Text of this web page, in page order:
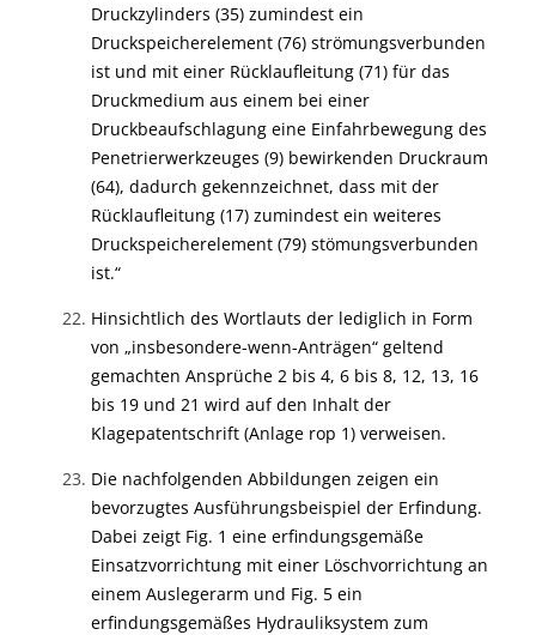
Druckzylinders (35) zumindest ein
Druckspeicherelement (76) strömungsverbunden
ist und mit einer Rücklaufleitung (71) für das
Druckmedium aus einem bei einer
Druckbeaufschlagung eine Einfahrbewegung des
Penetrierwerkzeuges (9) bewirkenden Druckraum
(64), dadurch gekennzeichnet, dass mit der
Rücklaufleitung (17) zumindest ein weiteres
Druckspeicherelement (79) stömungsverbunden
ist.“
Hinsichtlich des Wortlauts der lediglich in Form
von „insbesondere-wenn-Anträgen“ geltend
gemachten Ansprüche 2 bis 4, 6 bis 8, 12, 13, 16
bis 19 und 21 wird auf den Inhalt der
Klagepatentschrift (Anlage rop 1) verweisen.
Die nachfolgenden Abbildungen zeigen ein
bevorzugtes Ausführungsbeispiel der Erfindung.
Dabei zeigt Fig. 1 eine erfindungsgemäße
Einsatzvorrichtung mit einer Löschvorrichtung an
einem Auslegerarm und Fig. 5 ein
erfindungsgemäßes Hydrauliksystem zum